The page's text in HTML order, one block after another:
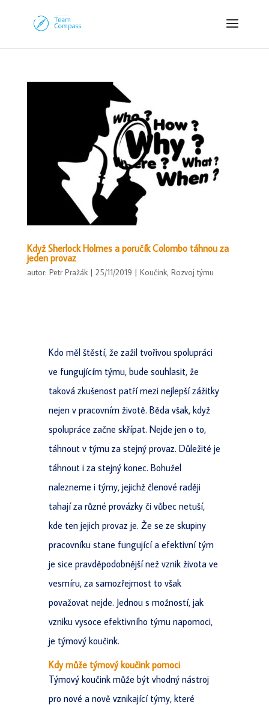
Když Sherlock Holmes a poručík Colombo táhnou za
jeden provaz
autor: Petr Pražák| 25/11/2019 | Koučink, Rozvoj týmu
Kdo měl štěstí, že zažil tvořivou spolupráci
ve fungujícím týmu, bude souhlasit, že
taková zkušenost patří mezi nejlepší zážitky
nejen v pracovním životě. Běda však, když
spolupráce začne skřípat. Nejde jen o to,
táhnout v týmu za stejný provaz. Důležité je
táhnout i za stejný konec. Bohužel
nalezneme i týmy, jejichž členové raději
tahají za různé provázky či vůbec netuší,
kde ten jejich provaz je. Že se ze skupiny
pracovníku stane fungující a efektivní tým
je sice pravděpodobnější než vznik života ve
vesmíru, za samozřejmost to však
považovat nejde. Jednou s možností, jak
vzniku vysoce efektivního týmu napomoci,
je týmový koučink.
Kdy může týmový koučink pomoci
Týmový koučink může být vhodný nástroj
pro nové a nově vznikající týmy, které